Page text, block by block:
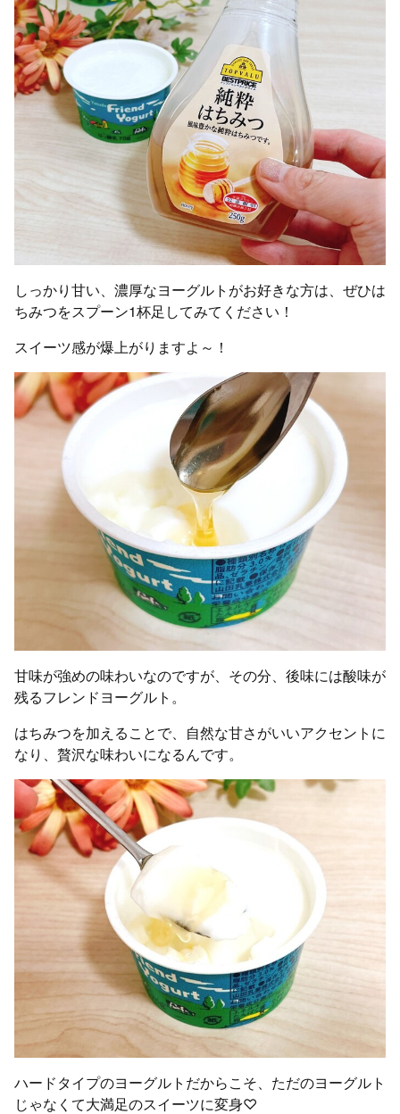
しっかり甘い、濃厚なヨーグルトがお好きな方は、ぜひは
ちみつをスプーン1杯足してみてください！
スイーツ感が爆上がりますよ～！
甘味が強めの味わいなのですが、その分、後味には酸味が
残るフレンドヨーグルト。
はちみつを加えることで、自然な甘さがいいアクセントに
なり、贅沢な味わいになるんです。
ハードタイプのヨーグルトだからこそ、ただのヨーグルト
じゃなくて大満足のスイーツに変身♡